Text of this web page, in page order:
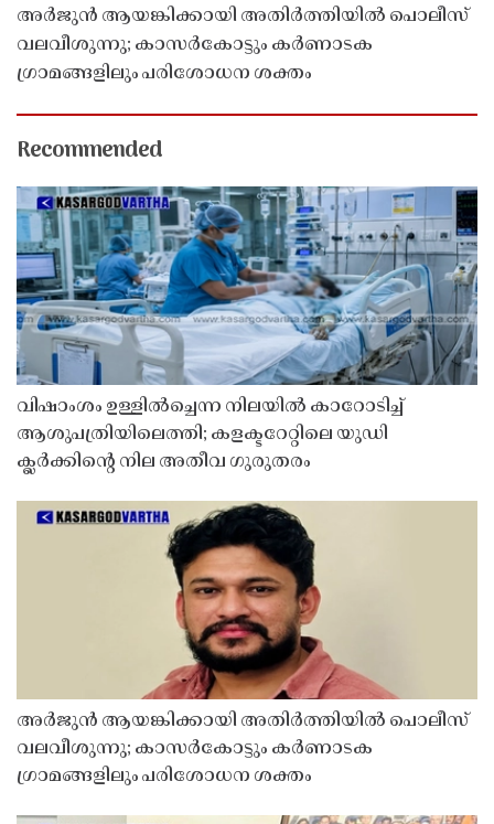
അർജുൻ ആയങ്കിക്കായി അതിർത്തിയിൽ പൊലീസ്
വലവീശുന്നു; കാസർകോട്ടും കർണാടക
ഗ്രാമങ്ങളിലും പരിശോധന ശക്തം
Recommended
വിഷാംശം ഉള്ളിൽച്ചെന്ന നിലയിൽ കാറോടിച്ച്
ആശുപത്രിയിലെത്തി; കളക്ടറേറ്റിലെ യുഡി
ക്ലർക്കിൻ്റെ നില അതീവ ഗുരുതരം
അർജുൻ ആയങ്കിക്കായി അതിർത്തിയിൽ പൊലീസ്
വലവീശുന്നു; കാസർകോട്ടും കർണാടക
ഗ്രാമങ്ങളിലും പരിശോധന ശക്തം